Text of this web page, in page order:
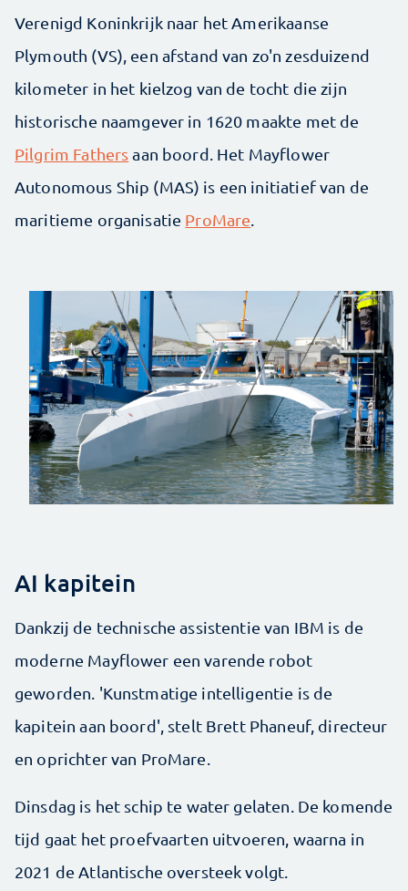
Verenigd Koninkrijk naar het Amerikaanse
Plymouth (VS), een afstand van zo'n zesduizend
kilometer in het kielzog van de tocht die zijn
historische naamgever in 1620 maakte met de
Pilgrim Fathersaan boord. Het Mayflower
Autonomous Ship (MAS) is een initiatief van de
maritieme organisatie ProMare
AI kapitein
Dankzij de technische assistentie van IBM is de
moderne Mayflower een varende robot
geworden. 'Kunstmatige intelligentie is de
kapitein aan boord', stelt Brett Phaneuf, directeur
en oprichter van ProMare.
Dinsdag is het schip te water gelaten. De komende
tijd gaat het proefvaarten uitvoeren, waarna in
2021 de Atlantische oversteek volgt.